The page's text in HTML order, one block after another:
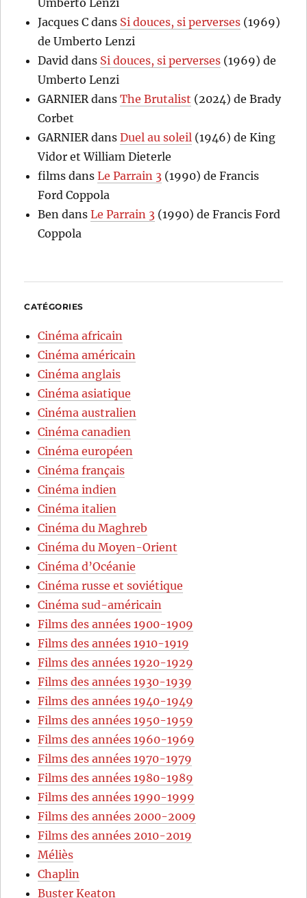
Umberto Lenzi
Jacques C dans Si douces, si perverses (1969)
de Umberto Lenzi
David dans Si douces, si perverses (1969) de
Umberto Lenzi
GARNIERdansThe Brutalist (2024) de Brady
Corbet
GARNIERdansDuel au soleil (1946) de King
Vidor et William Dieterle
films dansLe Parrain 3 (1990) de Francis
Ford Coppola
Ben dansLe Parrain 3 (1990) de Francis Ford
Coppola
CATÉGORIES
Cinéma africain
Cinéma américain
Cinéma anglais
Cinéma asiatique
Cinéma australien
Cinéma canadien
Cinéma européen
Cinéma français
Cinéma indien
Cinéma italien
Cinéma du Maghreb
Cinéma du Moyen-Orient
Cinéma d’Océanie
Cinéma russe et soviétique
Cinéma sud-américain
Films des années 1900-1909
Films des années 1910-1919
Films des années 1920-1929
Films des années 1930-1939
Films des années 1940-1949
Films des années 1950-1959
Films des années 1960-1969
Films des années 1970-1979
Films des années 1980-1989
Films des années 1990-1999
Films des années 2000-2009
Films des années 2010-2019
Méliès
Chaplin
Buster Keaton